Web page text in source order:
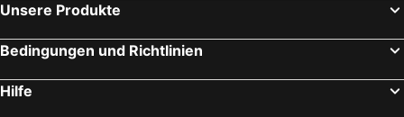
Unsere Produkte
Bedingungen und Richtlinien
Hilfe